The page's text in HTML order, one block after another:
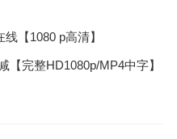
【1080 p高清】
【完整HD1080p/MP4中字】